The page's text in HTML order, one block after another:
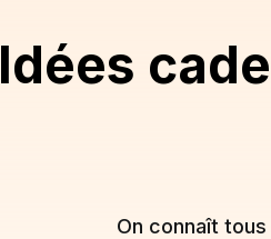
Idées
On connaît